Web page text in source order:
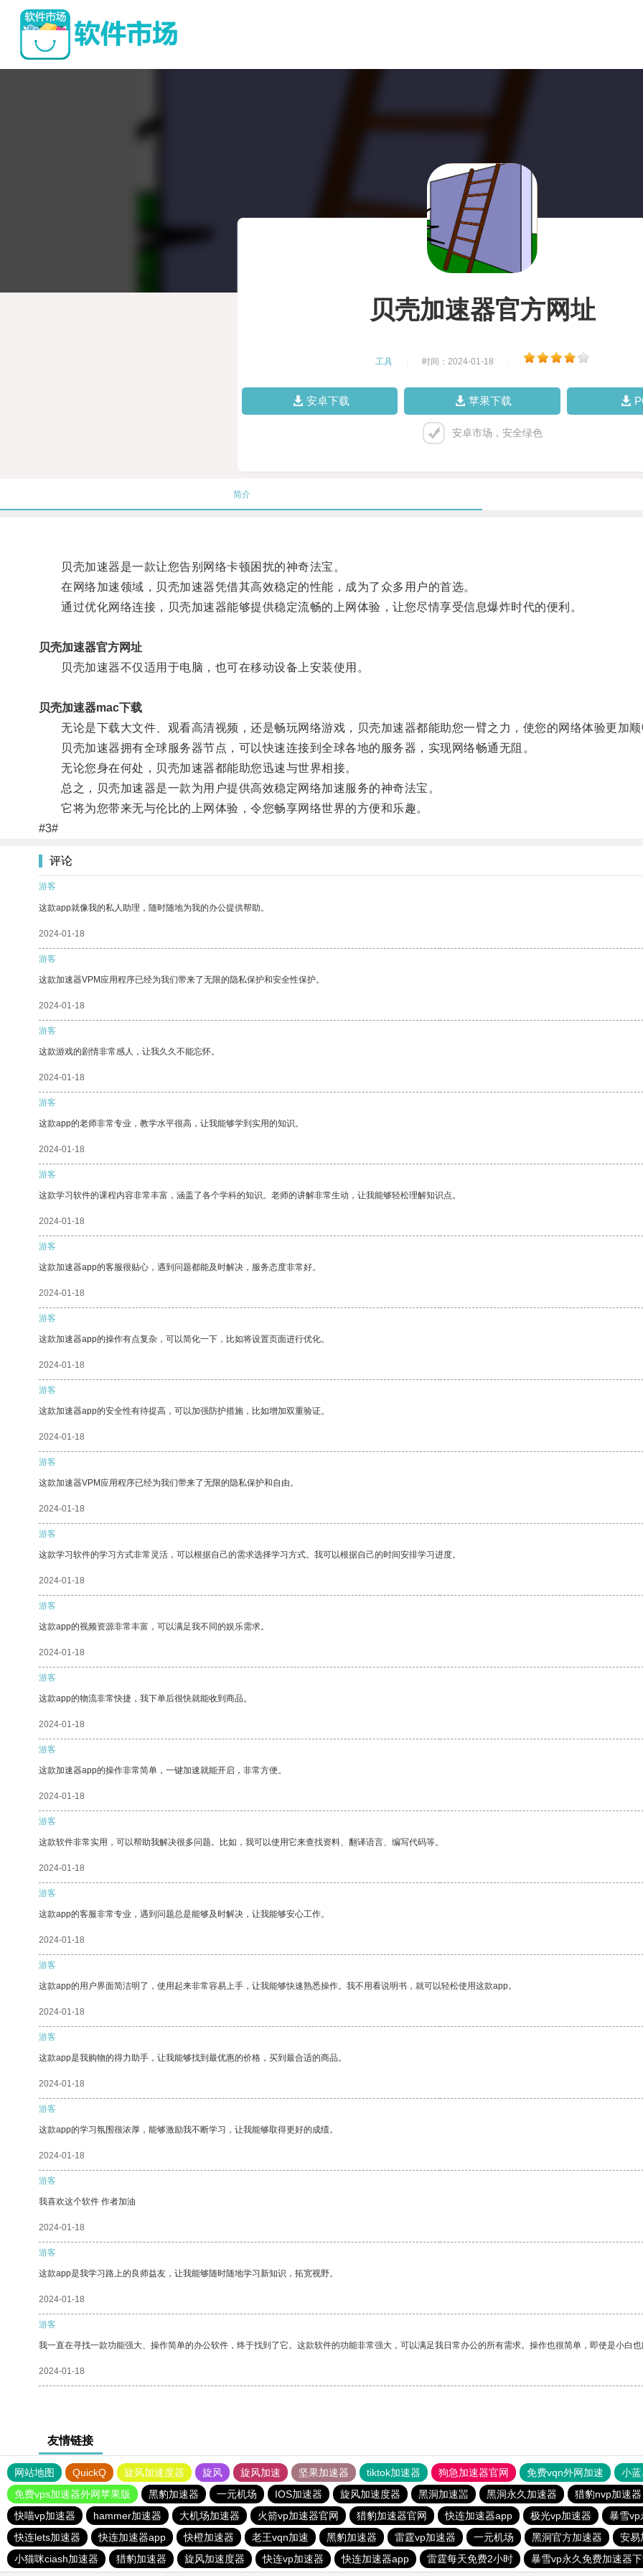
贝壳加速器官方网址
工具 时间：2024-01-18
安卓下载 苹果下载
安卓市场，安全绿色
简介
贝壳加速器是一款让您告别网络卡顿困扰的神奇法宝。
在网络加速领域，贝壳加速器凭借其高效稳定的性能，成为了众多用户的首选。
通过优化网络连接，贝壳加速器能够提供稳定流畅的上网体验，让您尽情享受信息爆炸时代的便利。
贝壳加速器官方网址
贝壳加速器不仅适用于电脑，也可在移动设备上安装使用。
贝壳加速器mac下载
无论是下载大文件、观看高清视频，还是畅玩网络游戏，贝壳加速器都能助您一臂之力，使您的网络体验更加顺
贝壳加速器拥有全球服务器节点，可以快速连接到全球各地的服务器，实现网络畅通无阻。
无论您身在何处，贝壳加速器都能助您迅速与世界相接。
总之，贝壳加速器是一款为用户提供高效稳定网络加速服务的神奇法宝。
它将为您带来无与伦比的上网体验，令您畅享网络世界的方便和乐趣。
#3#
评论
游客
这款app就像我的私人助理，随时随地为我的办公提供帮助。
2024-01-18
游客
这款加速器VPM应用程序已经为我们带来了无限的隐私保护和安全性保护。
2024-01-18
游客
这款游戏的剧情非常感人，让我久久不能忘怀。
2024-01-18
游客
这款app的老师非常专业，教学水平很高，让我能够学到实用的知识。
2024-01-18
游客
这款学习软件的课程内容非常丰富，涵盖了各个学科的知识。老师的讲解非常生动，让我能够轻松理解知识点。
2024-01-18
游客
这款加速器app的客服很贴心，遇到问题都能及时解决，服务态度非常好。
2024-01-18
游客
这款加速器app的操作有点复杂，可以简化一下，比如将设置页面进行优化。
2024-01-18
游客
这款加速器app的安全性有待提高，可以加强防护措施，比如增加双重验证。
2024-01-18
游客
这款加速器VPM应用程序已经为我们带来了无限的隐私保护和自由。
2024-01-18
游客
这款学习软件的学习方式非常灵活，可以根据自己的需求选择学习方式。我可以根据自己的时间安排学习进度。
2024-01-18
游客
这款app的视频资源非常丰富，可以满足我不同的娱乐需求。
2024-01-18
游客
这款app的物流非常快捷，我下单后很快就能收到商品。
2024-01-18
游客
这款加速器app的操作非常简单，一键加速就能开启，非常方便。
2024-01-18
游客
这款软件非常实用，可以帮助我解决很多问题。比如，我可以使用它来查找资料、翻译语言、编写代码等。
2024-01-18
游客
这款app的客服非常专业，遇到问题总是能够及时解决，让我能够安心工作。
2024-01-18
游客
这款app的用户界面简洁明了，使用起来非常容易上手，让我能够快速熟悉操作。我不用看说明书，就可以轻松使用这款app。
2024-01-18
游客
这款app是我购物的得力助手，让我能够找到最优惠的价格，买到最合适的商品。
2024-01-18
游客
这款app的学习氛围很浓厚，能够激励我不断学习，让我能够取得更好的成绩。
2024-01-18
游客
我喜欢这个软件 作者加油
2024-01-18
游客
这款app是我学习路上的良师益友，让我能够随时随地学习新知识，拓宽视野。
2024-01-18
游客
我一直在寻找一款功能强大、操作简单的办公软件，终于找到了它。这款软件的功能非常强大，可以满足我日常办公的所有需求。操作也很简单，即使是小白也
2024-01-18
友情链接
网站地图 QuickQ 旋风加速度器 旋风 旋风加速 坚果加速器 tiktok加速器 狗急加速器官网 免费vqn外网加速 小
免费vps加速器外网苹果版
黑豹加速器 一元机场 IOS加速器 旋风加速度器 黑洞加速噐 黑洞永久加速器 猎豹nvp加速器
快喵vp加速器
hammer加速器 大机场加速器 火箭vp加速器官网 猎豹加速器官网 快连加速器app 极光vp加速器 暴雪vp
快连lets加速器
快连加速器app 快橙加速器 老王vqn加速 黑豹加速器 雷霆vp加速器 一元机场 黑洞官方加速器 安易
小猫咪ciash加速器
猎豹加速器 旋风加速度器 快连vp加速器 快连加速器app 雷霆每天免费2小时 暴雪vp永久免费加速器